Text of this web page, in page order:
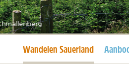
Huidige pagina
Wandelen Sauerland